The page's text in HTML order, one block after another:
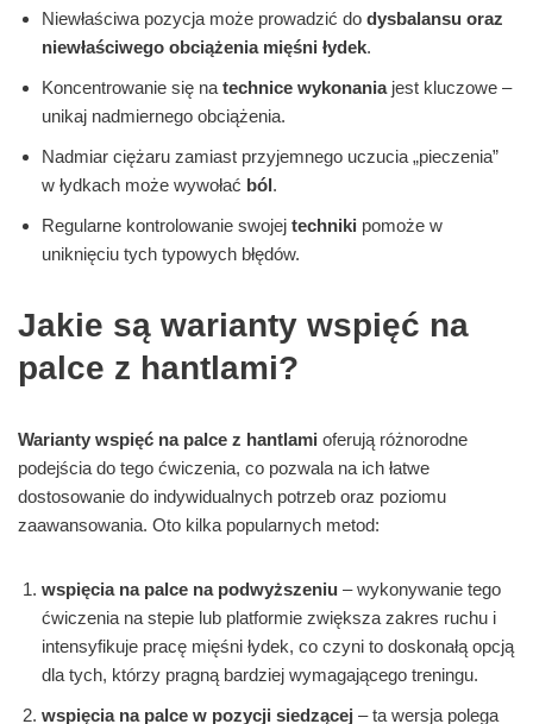
Niewłaściwa pozycja może prowadzić do dysbalansu oraz
niewłaściwego obciążenia mięśni łydek.
Koncentrowanie się na technice wykonaniajest kluczowe –
unikaj nadmiernego obciążenia.
Nadmiar ciężaru zamiast przyjemnego uczucia „pieczenia”
w łydkach może wywołać ból.
Regularne kontrolowanie swojej techniki pomoże w
uniknięciu tych typowych błędów.
Jakie są warianty wspięć na
palce z hantlami?
Warianty wspięć na palce z hantlami oferują różnorodne
podejścia do tego ćwiczenia, co pozwala na ich łatwe
dostosowanie do indywidualnych potrzeb oraz poziomu
zaawansowania. Oto kilka popularnych metod:
wspięcia na palce na podwyższeniu – wykonywanie tego
ćwiczenia na stepie lub platformie zwiększa zakres ruchu i
intensyfikuje pracę mięśni łydek, co czyni to doskonałą opcją
dla tych, którzy pragną bardziej wymagającego treningu.
wspięcia na palce w pozycji siedzącej – ta wersja polega